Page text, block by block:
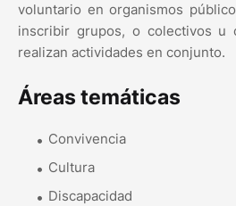
voluntario en organismos
inscribir grupos, o colectivos u
realizan actividades en conjunto.
Áreas temáticas
Convivencia
Cultura
Discapacidad